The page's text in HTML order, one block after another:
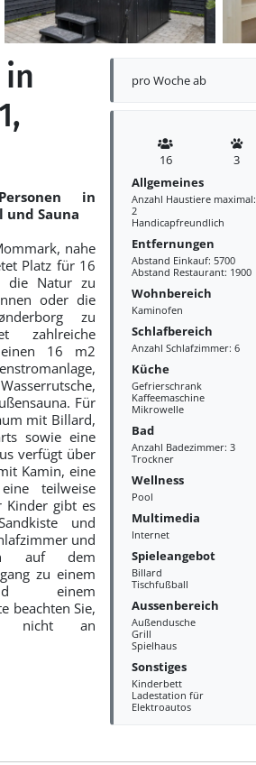
pro Woche ab
16 3
Allgemeines
Anzahl Haustiere maximal:
2
Handicapfreundlich
Entfernungen
Abstand Einkauf: 5700
Abstand Restaurant: 1900
Wohnbereich
Kaminofen
Schlafbereich
Anzahl Schlafzimmer: 6
Küche
Gefrierschrank
Kaffeemaschine
Mikrowelle
Bad
Anzahl Badezimmer: 3
Trockner
Wellness
Pool
Multimedia
Internet
Spieleangebot
Billard
Tischfußball
Aussenbereich
Außendusche
Grill
Spielhaus
Sonstiges
Kinderbett
Ladestation für
Elektroautos
in
in
Sauna
nahe
Platz für 16
die Natur zu
oder die
zu
zahlreiche
einen 16 m2
Für
mit Billard,
sowie eine
verfügt über
Kamin, eine
teilweise
Kinder gibt es
und
und
auf dem
zu einem
einem
beachten Sie,
nicht an